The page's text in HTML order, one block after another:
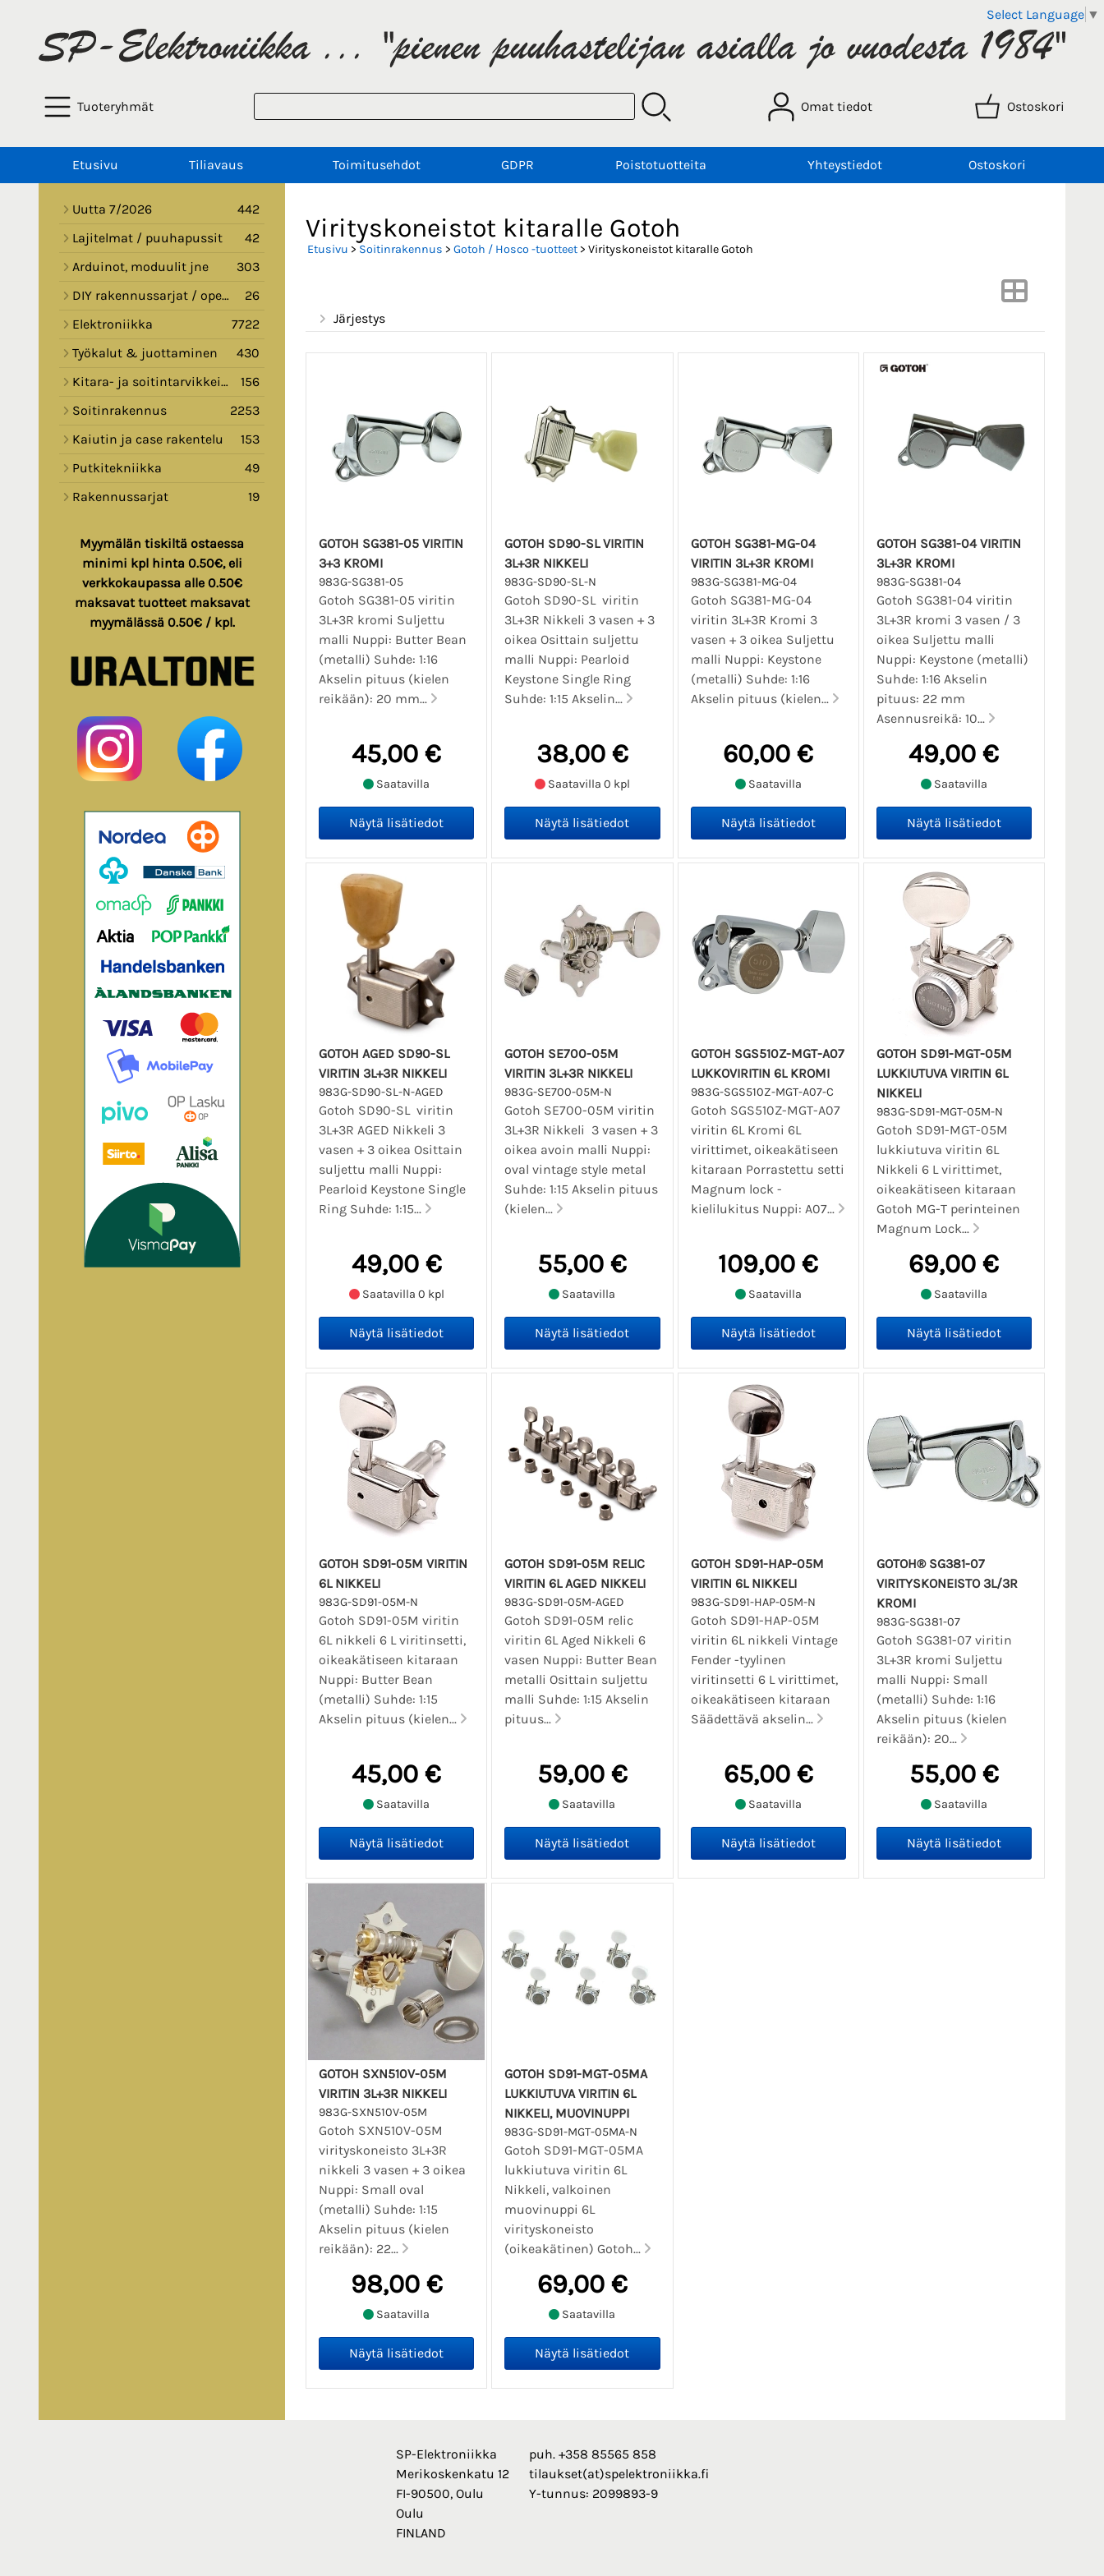
Select Language ▼
Tuoteryhmät Omat tiedot Ostoskori
Etusivu Tiliavaus Toimitusehdot GDPR Poistotuotteita Yhteystiedot Ostoskori
Uutta 7/2026
442
Lajitelmat / puuhapussit
42
Arduinot, moduulit jne
303
DIY rakennussarjat / opetussarjat
26
Elektroniikka
7722
Työkalut & juottaminen
430
Kitara- ja soitintarvikkeita
156
Soitinrakennus
2253
Kaiutin ja case rakentelu
153
Putkitekniikka
49
Rakennussarjat
19
Myymälän tiskiltä ostaessa
minimi kpl hinta 0.50€, eli
verkkokaupassa alle 0.50€
maksavat tuotteet maksavat
myymälässä 0.50€ / kpl.
Virityskoneistot kitaralle Gotoh
Etusivu > Soitinrakennus > Gotoh / Hosco -tuotteet> Virityskoneistot kitaralle Gotoh
Järjestys
GOTOH SG381-05 VIRITIN
3+3 KROMI
983G-SG381-05
Gotoh SG381-05 viritin
3L+3R kromi Suljettu
malli Nuppi: Butter Bean
(metalli) Suhde: 1:16
Akselin pituus (kielen
reikään): 20 mm...
45,00 €
Saatavilla
GOTOH SD90-SL VIRITIN
3L+3R NIKKELI
983G-SD90-SL-N
Gotoh SD90-SL viritin
3L+3R Nikkeli 3 vasen + 3
oikea Osittain suljettu
malli Nuppi: Pearloid
Keystone Single Ring
Suhde: 1:15 Akselin...
38,00 €
Saatavilla 0 kpl
GOTOH SG381-MG-04
VIRITIN 3L+3R KROMI
983G-SG381-MG-04
Gotoh SG381-MG-04
viritin 3L+3R Kromi 3
vasen + 3 oikea Suljettu
malli Nuppi: Keystone
(metalli) Suhde: 1:16
Akselin pituus (kielen...
60,00 €
Saatavilla
GOTOH SG381-04 VIRITIN
3L+3R KROMI
983G-SG381-04
Gotoh SG381-04 viritin
3L+3R kromi 3 vasen / 3
oikea Suljettu malli
Nuppi: Keystone (metalli)
Suhde: 1:16 Akselin
pituus: 22 mm
Asennusreikä: 10...
49,00 €
Saatavilla
GOTOH AGED SD90-SL
VIRITIN 3L+3R NIKKELI
983G-SD90-SL-N-AGED
Gotoh SD90-SL viritin
3L+3R AGED Nikkeli 3
vasen + 3 oikea Osittain
suljettu malli Nuppi:
Pearloid Keystone Single
Ring Suhde: 1:15...
49,00 €
Saatavilla 0 kpl
GOTOH SE700-05M
VIRITIN 3L+3R NIKKELI
983G-SE700-05M-N
Gotoh SE700-05M viritin
3L+3R Nikkeli 3 vasen + 3
oikea avoin malli Nuppi:
oval vintage style metal
Suhde: 1:15 Akselin pituus
(kielen...
55,00 €
Saatavilla
GOTOH SGS510Z-MGT-A07
LUKKOVIRITIN 6L KROMI
983G-SGS510Z-MGT-A07-C
Gotoh SGS510Z-MGT-A07
viritin 6L Kromi 6L
virittimet, oikeakätiseen
kitaraan Porrastettu setti
Magnum lock -
kielilukitus Nuppi: A07...
109,00 €
Saatavilla
GOTOH SD91-MGT-05M
LUKKIUTUVA VIRITIN 6L
NIKKELI
983G-SD91-MGT-05M-N
Gotoh SD91-MGT-05M
lukkiutuva viritin 6L
Nikkeli 6 L virittimet,
oikeakätiseen kitaraan
Gotoh MG-T perinteinen
Magnum Lock...
69,00 €
Saatavilla
GOTOH SD91-05M VIRITIN
6L NIKKELI
983G-SD91-05M-N
Gotoh SD91-05M viritin
6L nikkeli 6 L viritinsetti,
oikeakätiseen kitaraan
Nuppi: Butter Bean
(metalli) Suhde: 1:15
Akselin pituus (kielen...
45,00 €
Saatavilla
GOTOH SD91-05M RELIC
VIRITIN 6L AGED NIKKELI
983G-SD91-05M-AGED
Gotoh SD91-05M relic
viritin 6L Aged Nikkeli 6
vasen Nuppi: Butter Bean
metalli Osittain suljettu
malli Suhde: 1:15 Akselin
pituus...
59,00 €
Saatavilla
GOTOH SD91-HAP-05M
VIRITIN 6L NIKKELI
983G-SD91-HAP-05M-N
Gotoh SD91-HAP-05M
viritin 6L nikkeli Vintage
Fender -tyylinen
viritinsetti 6 L virittimet,
oikeakätiseen kitaraan
Säädettävä akselin...
65,00 €
Saatavilla
GOTOH® SG381-07
VIRITYSKONEISTO 3L/3R
KROMI
983G-SG381-07
Gotoh SG381-07 viritin
3L+3R kromi Suljettu
malli Nuppi: Small
(metalli) Suhde: 1:16
Akselin pituus (kielen
reikään): 20...
55,00 €
Saatavilla
GOTOH SXN510V-05M
VIRITIN 3L+3R NIKKELI
983G-SXN510V-05M
Gotoh SXN510V-05M
virityskoneisto 3L+3R
nikkeli 3 vasen + 3 oikea
Nuppi: Small oval
(metalli) Suhde: 1:15
Akselin pituus (kielen
reikään): 22...
98,00 €
Saatavilla
GOTOH SD91-MGT-05MA
LUKKIUTUVA VIRITIN 6L
NIKKELI, MUOVINUPPI
983G-SD91-MGT-05MA-N
Gotoh SD91-MGT-05MA
lukkiutuva viritin 6L
Nikkeli, valkoinen
muovinuppi 6L
virityskoneisto
(oikeakätinen) Gotoh...
69,00 €
Saatavilla
SP-Elektroniikka
Merikoskenkatu 12
FI-90500, Oulu
Oulu
FINLAND
puh. +358 85565 858
tilaukset(at)spelektroniikka.fi
Y-tunnus: 2099893-9